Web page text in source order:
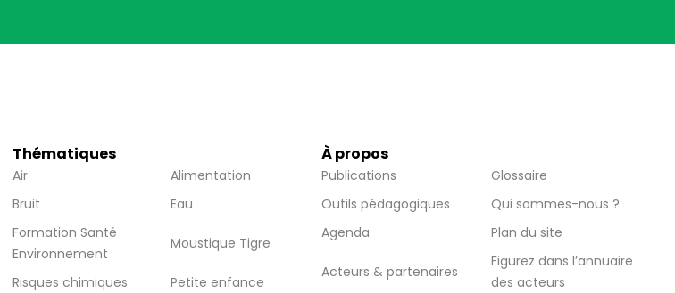
Thématiques
Air
Alimentation
Bruit
Eau
Formation Santé
Environnement
Moustique Tigre
Risques chimiques
Petite enfance
À propos
Publications
Glossaire
Outils pédagogiques
Qui sommes-nous ?
Agenda
Plan du site
Acteurs & partenaires
Figurez dans l’annuaire
des acteurs